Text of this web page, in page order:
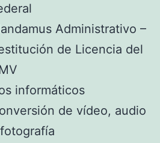
Administrativo –
de Licencia del
informáticos
de vídeo, audio